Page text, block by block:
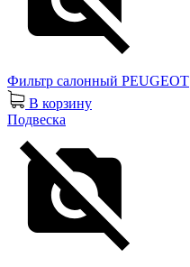
Фильтр салонный PEUGEOT
В корзину
Подвеска